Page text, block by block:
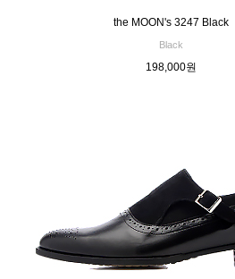
the MOON's 3247 Black
Black
198,000원